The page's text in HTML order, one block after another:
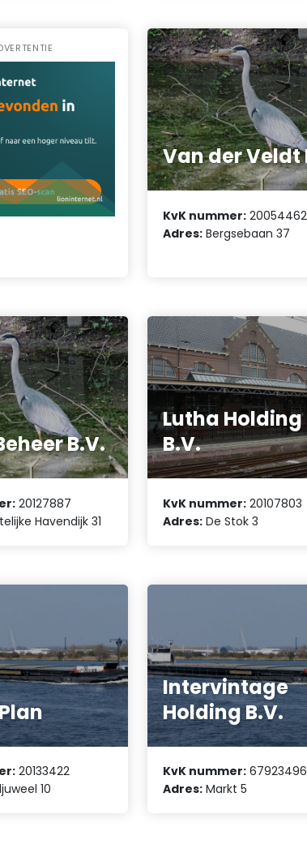
Van der Veldt
KvK nummer: 20054462
Adres: Bergsebaan 37
B.V.
20127887
Havendijk 31
Lutha Holding
B.V.
KvK nummer: 20107803
Adres: De Stok 3
20133422
10
Intervintage
Holding B.V.
KvK nummer: 67923496
Adres: Markt 5